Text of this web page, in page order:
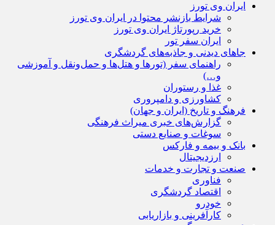
ایران وی تورز
شرایط بازنشر محتوا در ایران وی تورز
خرید رپورتاژ ایران وی تورز
ایران سفر تور
جاهای دیدنی و جاذبه‌های گردشگری
راهنمای سفر (تورها و هتل‌ها و حمل‌و‌نقل و آموزشی
و…)
غذا و رستوران
کشاورزی و دامپروری
فرهنگ و تاریخ (ایران و جهان)
گزارش‌های خبری میراث فرهنگی
سوغات و صنایع دستی
بانک و بیمه و فارکس
ارزدیجیتال
صنعت و تجارت و خدمات
فناوری
اقتصاد گردشگری
خودرو
کارآفرینی و بازاریابی